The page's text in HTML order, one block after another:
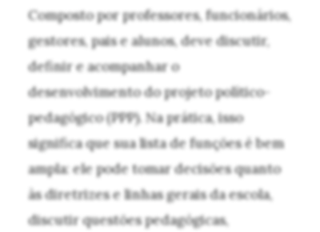
Composto por professores, funcionários,
gestores, pais e alunos, deve discutir,
definir e acompanhar o
desenvolvimento do projeto político-
pedagógico (PPP). Na prática, isso
significa que sua lista de funções é bem
ampla: ele pode tomar decisões quanto
às diretrizes e linhas gerais da escola,
discutir questões pedagógicas,